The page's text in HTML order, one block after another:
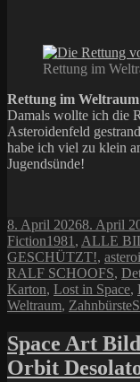
Rettung im
Rettung im
Damals wollte ich die
Asteroidenfeld
habe ich viel zu klein
Jugendsünde!
Veröffentlicht
am
8. April 20268. April
FictionSchlagwörter
1981 , ALLE
GESCHÜTZT!,
RALF SCHOOFS,
Karton, Lost in Space,
Weltraum, Zahnbürste
Space Art
Orbit